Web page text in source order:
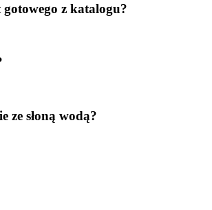
z katalogu?
słoną wodą?